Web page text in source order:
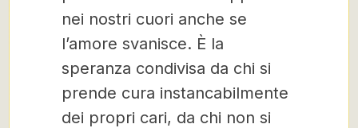
nei nostri cuori anche se
l’amore svanisce. È la
speranza condivisa da chi si
prende cura instancabilmente
dei propri cari, da chi non si